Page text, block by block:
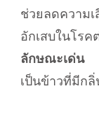
ช่วยลดความเ
อักเสบในโรค
ลักษณะเด่น
เป็นข้าวที่มีก